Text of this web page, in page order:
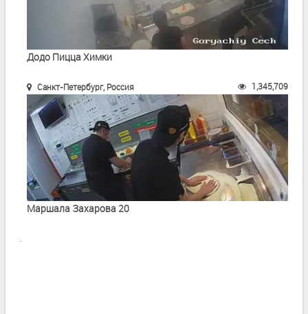
Додо Пицца Химки
Санкт-Петербург, Россия 1,345,709
Маршала Захарова 20